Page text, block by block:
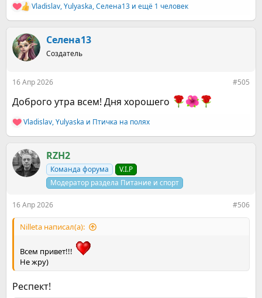
Р
е
к
ц
и
Vladislav,Yulyaska,Селена13 и ещё 1 человек
Селена13
Создатель
16 Апр 2026 #505
Доброго утра всем! Дня хорошего
Р
е
к
ц
и
Vladislav,Yulyaska и Птичка на полях
RZH2
Команда форума
V.I.P
Модератор раздела Питание и спорт
16 Апр 2026 #506
Nilleta написал(а):
Всем привет!!!
Не жру)
Респект!